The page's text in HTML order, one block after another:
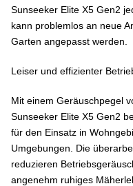
Sunseeker Elite X5 Gen2
kann problemlos an neue
Garten angepasst werden.
Leiser und effizienter
Mit einem Geräuschpegel
Sunseeker Elite X5 Gen2
für den Einsatz in
Umgebungen. Die
reduzieren
angenehm ruhiges